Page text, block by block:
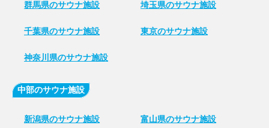
群馬県のサウナ施設 埼玉県のサウナ施設
千葉県のサウナ施設 東京のサウナ施設
神奈川県のサウナ施設
中部のサウナ施設
新潟県のサウナ施設 富山県のサウナ施設